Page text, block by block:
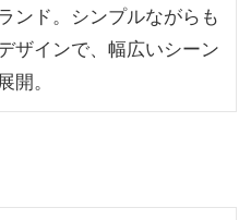
ンド。シンプルながらも
ザインで、幅広いシーン
開。